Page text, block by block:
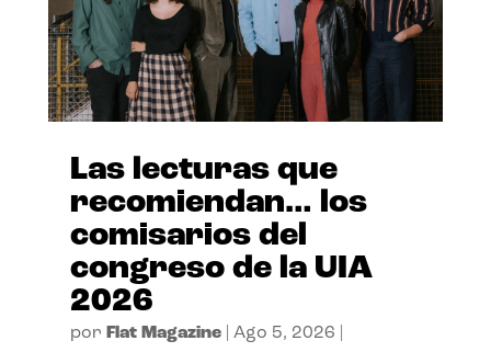
Las lecturas que
recomiendan… los
comisarios del
congreso de la UIA
2026
por Flat Magazine| Ago 5, 2026